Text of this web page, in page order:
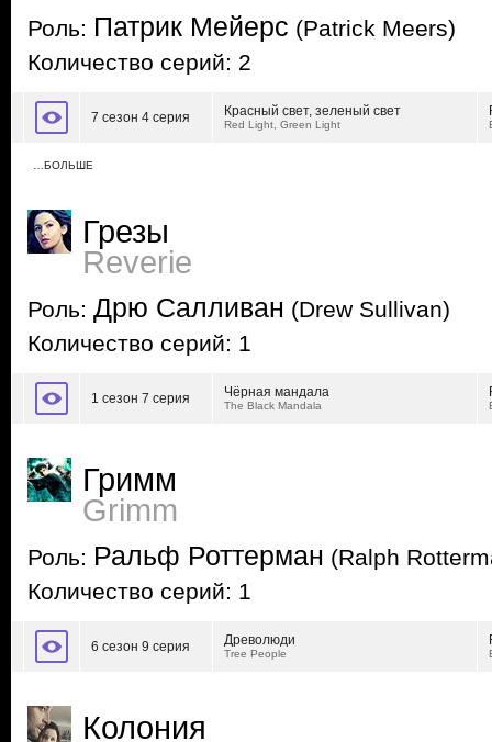
Роль: Патрик Мейерс (Patrick Meers)
Количество серий: 2
7 сезон 4 серия Красный свет, зеленый свет
Red Light, Green Light
…БОЛЬШЕ
Грезы
Reverie
Роль: Дрю Салливан (Drew Sullivan)
Количество серий: 1
1 сезон 7 серия Чёрная мандала
The Black Mandala
Гримм
Grimm
Роль: Ральф Роттерман (Ralph
Количество серий: 1
6 сезон 9 серия Древолюди
Tree People
Колония